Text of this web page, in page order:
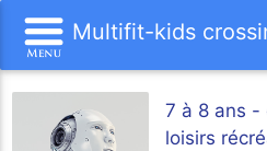
Multifit-kids
7 à 8 ans -
loisirs